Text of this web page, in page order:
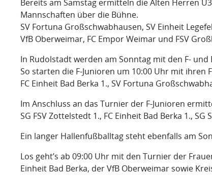
Bereits am Samstag ermitteln die Alten Herren
Mannschaften über die Bühne.
SV Fortuna Großschwabhausen, SV Einheit
VfB Oberweimar, FC Empor Weimar und FSV
In Rudolstadt werden am Sonntag mit den F-
So starten die F-Junioren um 10:00 Uhr mit
FC Einheit Bad Berka 1., SV Fortuna
Im Anschluss an das Turnier der F-Junioren
SG FSV Zottelstedt 1., FC Einheit Bad Berka 1.,
Ein langer Hallenfußballtag steht ebenfalls am
Los geht’s ab 09:00 Uhr mit den Turnier der
Einheit Bad Berka, der VfB Oberweimar sowie